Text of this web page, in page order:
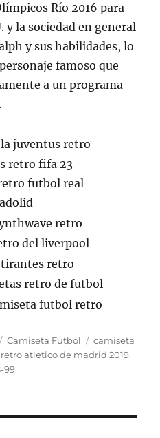
Río 2016 para
y la sociedad en general
y sus habilidades, lo
famoso que
a un programa
Categorías
Camiseta Futbol Etiquetas
camiseta
atletico de madrid 2019,
99